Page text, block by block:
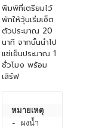
พิมพ์ที่เตรียมไว้
พักให้วุ้นเริ่มเซ็ต
ตัวประมาณ 20
นาที จากนั้นนำไป
แช่เย็นประมาณ 1
ชั่วโมง พร้อม
เสิร์ฟ
หมายเหตุ
- ผงน้ำ